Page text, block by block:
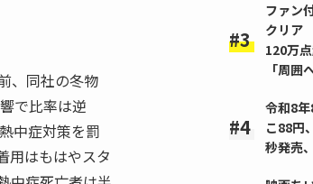
、同社の冬物
で比率は逆
中症対策を罰
用はもはやスタ
ファン
クリア
120万
「周囲
令和8
こ88円
秒発売